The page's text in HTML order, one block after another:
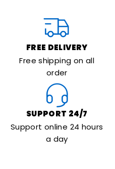
FREE DELIVERY
Free shipping on all
order
SUPPORT 24/7
Support online 24 hours
a day